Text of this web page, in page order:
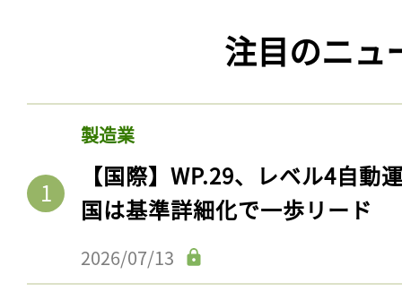
注目のニュ
製造業
【国際】WP.29、レベル4自動
国は基準詳細化で一歩リード
2026/07/13